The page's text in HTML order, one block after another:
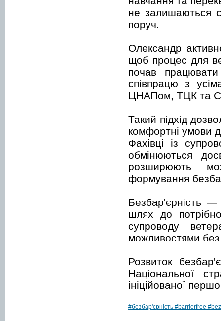
не залишаються
поруч.
Олександр
щоб процес для
почав
співпрацю з
ЦНАПом, ТЦК та
Такий підхід
комфортні умови
Фахівці із
обмінюються
розширюють
формування
Безбар'єрність
шлях до
супроводу
можливостями
Розвиток
Національної
ініційованої
#безбар'єрність #barrierfree